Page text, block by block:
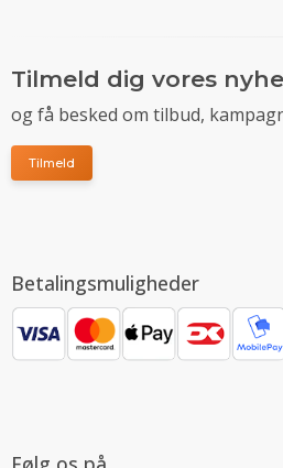
Tilmeld dig vores
og få besked om tilbud,
Tilmeld
Betalingsmuligheder